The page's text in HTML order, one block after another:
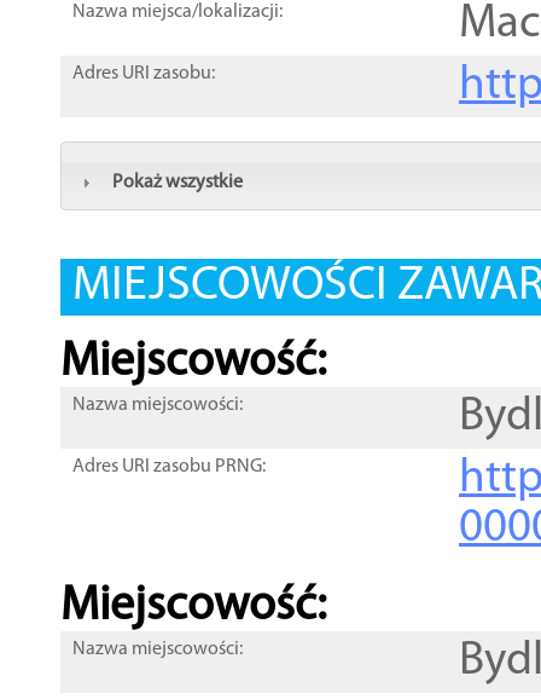
Nazwa miejsca/lokalizacji:
Adres URI zasobu:
Pokaż wszystkie
MIEJSCOWOŚCI
Miejscowość:
Nazwa miejscowości:
Adres URI zasobu PRNG:
Miejscowość:
Nazwa miejscowości: